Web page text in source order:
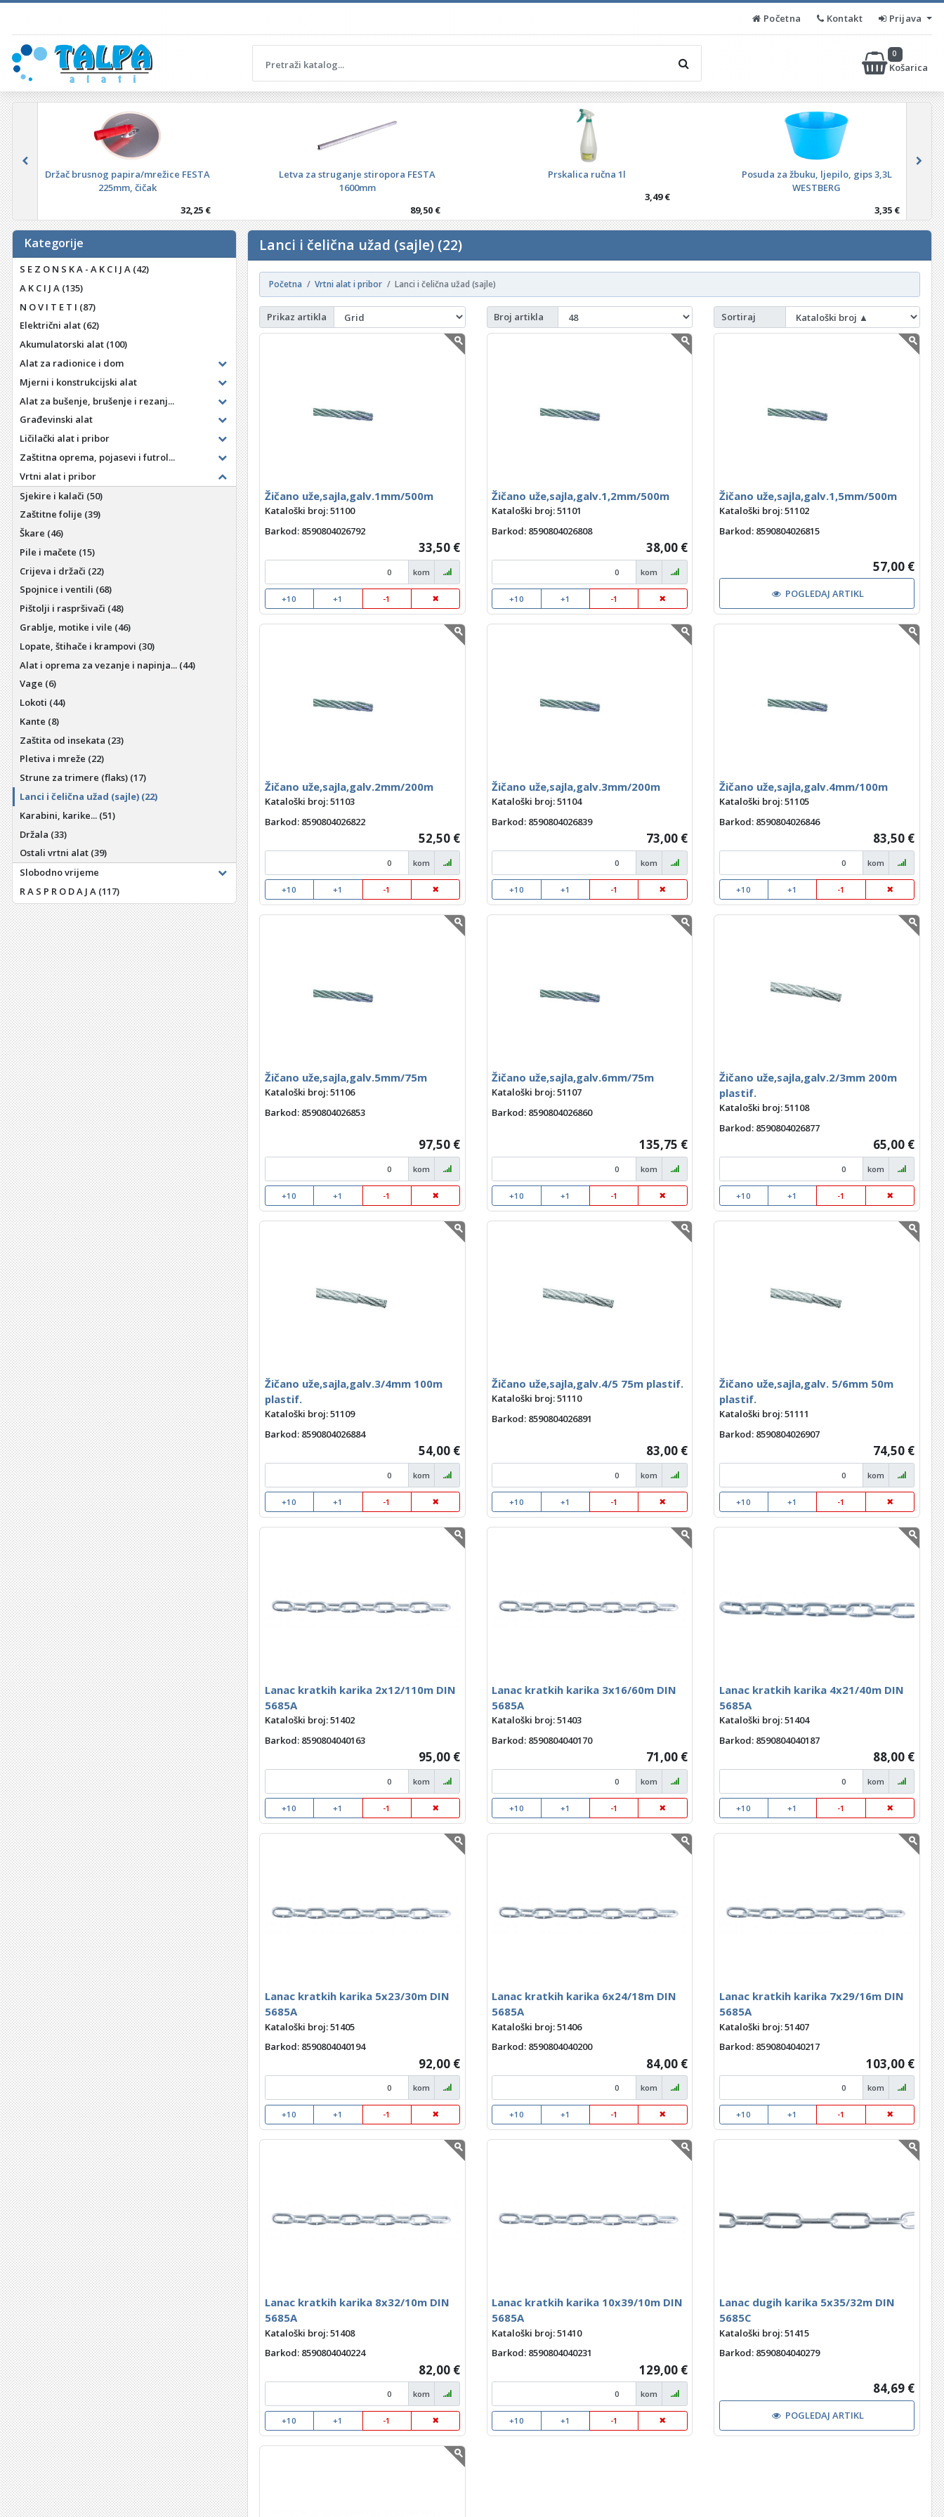
Početna Kontakt Prijava
Košarica
0
Držač brusnog papira/mrežice FESTA
225mm, čičak
32,25 €
Letva za struganje stiropora FESTA
1600mm
89,50 €
Prskalica ručna 1l
3,49 €
Posuda za žbuku, ljepilo, gips 3,3L
WESTBERG
3,35 €
Kategorije
S E Z O N S K A - A K C I J A (42)
A K C I J A (135)
N O V I T E T I (87)
Električni alat (62)
Akumulatorski alat (100)
Alat za radionice i dom
Mjerni i konstrukcijski alat
Alat za bušenje, brušenje i rezanj...
Građevinski alat
Ličilački alat i pribor
Zaštitna oprema, pojasevi i futrol...
Vrtni alat i pribor
Sjekire i kalači (50)
Zaštitne folije (39)
Škare (46)
Pile i mačete (15)
Crijeva i držači (22)
Spojnice i ventili (68)
Pištolji i raspršivači (48)
Grablje, motike i vile (46)
Lopate, štihače i krampovi (30)
Alat i oprema za vezanje i napinja... (44)
Vage (6)
Lokoti (44)
Kante (8)
Zaštita od insekata (23)
Pletiva i mreže (22)
Strune za trimere (flaks) (17)
Lanci i čelična užad (sajle) (22)
Karabini, karike... (51)
Držala (33)
Ostali vrtni alat (39)
Slobodno vrijeme
R A S P R O D A J A (117)
Lanci i čelična užad (sajle) (22)
Početna Vrtni alat i pribor Lanci i čelična užad (sajle)
Prikaz artikla Broj artikla Sortiraj
Žičano uže,sajla,galv.1mm/500m
Kataloški broj: 51100
Barkod: 8590804026792
33,50 €
kom
+10 +1 -1
Žičano uže,sajla,galv.1,2mm/500m
Kataloški broj: 51101
Barkod: 8590804026808
38,00 €
kom
+10 +1 -1
Žičano uže,sajla,galv.1,5mm/500m
Kataloški broj: 51102
Barkod: 8590804026815
57,00 €
POGLEDAJ ARTIKL
Žičano uže,sajla,galv.2mm/200m
Kataloški broj: 51103
Barkod: 8590804026822
52,50 €
kom
+10 +1 -1
Žičano uže,sajla,galv.3mm/200m
Kataloški broj: 51104
Barkod: 8590804026839
73,00 €
kom
+10 +1 -1
Žičano uže,sajla,galv.4mm/100m
Kataloški broj: 51105
Barkod: 8590804026846
83,50 €
kom
+10 +1 -1
Žičano uže,sajla,galv.5mm/75m
Kataloški broj: 51106
Barkod: 8590804026853
97,50 €
kom
+10 +1 -1
Žičano uže,sajla,galv.6mm/75m
Kataloški broj: 51107
Barkod: 8590804026860
135,75 €
kom
+10 +1 -1
Žičano uže,sajla,galv.2/3mm 200m
plastif.
Kataloški broj: 51108
Barkod: 8590804026877
65,00 €
kom
+10 +1 -1
Žičano uže,sajla,galv.3/4mm 100m
plastif.
Kataloški broj: 51109
Barkod: 8590804026884
54,00 €
kom
+10 +1 -1
Žičano uže,sajla,galv.4/5 75m plastif.
Kataloški broj: 51110
Barkod: 8590804026891
83,00 €
kom
+10 +1 -1
Žičano uže,sajla,galv. 5/6mm 50m
plastif.
Kataloški broj: 51111
Barkod: 8590804026907
74,50 €
kom
+10 +1 -1
Lanac kratkih karika 2x12/110m DIN
5685A
Kataloški broj: 51402
Barkod: 8590804040163
95,00 €
kom
+10 +1 -1
Lanac kratkih karika 3x16/60m DIN
5685A
Kataloški broj: 51403
Barkod: 8590804040170
71,00 €
kom
+10 +1 -1
Lanac kratkih karika 4x21/40m DIN
5685A
Kataloški broj: 51404
Barkod: 8590804040187
88,00 €
kom
+10 +1 -1
Lanac kratkih karika 5x23/30m DIN
5685A
Kataloški broj: 51405
Barkod: 8590804040194
92,00 €
kom
+10 +1 -1
Lanac kratkih karika 6x24/18m DIN
5685A
Kataloški broj: 51406
Barkod: 8590804040200
84,00 €
kom
+10 +1 -1
Lanac kratkih karika 7x29/16m DIN
5685A
Kataloški broj: 51407
Barkod: 8590804040217
103,00 €
kom
+10 +1 -1
Lanac kratkih karika 8x32/10m DIN
5685A
Kataloški broj: 51408
Barkod: 8590804040224
82,00 €
kom
+10 +1 -1
Lanac kratkih karika 10x39/10m DIN
5685A
Kataloški broj: 51410
Barkod: 8590804040231
129,00 €
kom
+10 +1 -1
Lanac dugih karika 5x35/32m DIN
5685C
Kataloški broj: 51415
Barkod: 8590804040279
84,69 €
POGLEDAJ ARTIKL